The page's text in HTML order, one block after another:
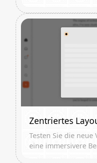
Zentriertes
Testen Sie die
eine immersivere